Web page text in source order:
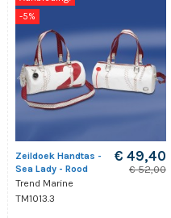
-5%
Zeildoek Handtas -
Sea Lady - Rood
Trend Marine
TM1013.3
€ 49,40
€ 52,00